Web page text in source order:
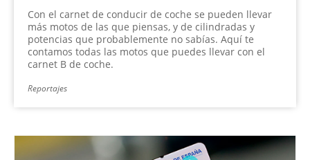
Con el carnet de conducir de coche se pueden llevar
más motos de las que piensas, y de cilindradas y
potencias que probablemente no sabías. Aquí te
contamos todas las motos que puedes llevar con el
carnet B de coche.
Reportajes